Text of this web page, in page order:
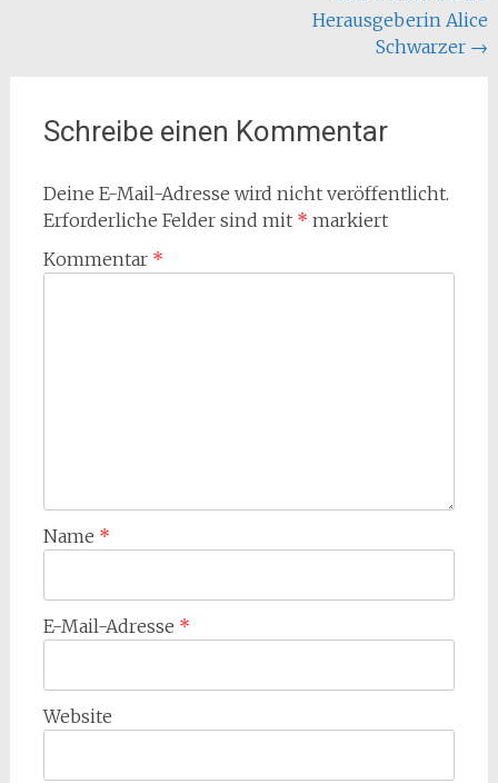
Herausgeberin Alice
Schwarzer →
Schreibe einen Kommentar
Deine E-Mail-Adresse wird nicht veröffentlicht.
Erforderliche Felder sind mit * markiert
Kommentar *
Name *
E-Mail-Adresse *
Website